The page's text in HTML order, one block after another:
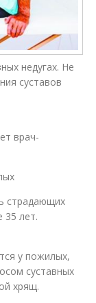
недугах. Не
суставов
врач-
страдающих
лет.
у пожилых,
суставных
хрящ.